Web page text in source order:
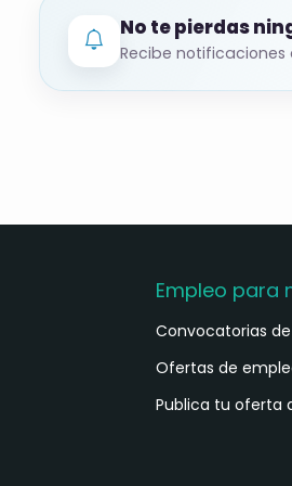
No te pierdas
Recibe
Empleo para
Convocatorias
Ofertas de
Publica tu oferta